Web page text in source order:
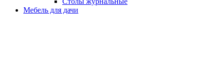
Мебель для дачи